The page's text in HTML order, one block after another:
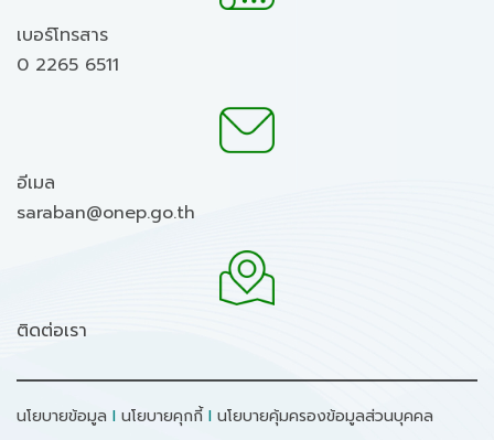
เบอร์โทรสาร
0 2265 6511
อีเมล
saraban@onep.go.th
ติดต่อเรา
นโยบายข้อมูล I นโยบายคุกกี้ I นโยบายคุ้มครองข้อมูลส่วนบุคคล